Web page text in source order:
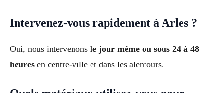
Intervenez-vous rapidement à Arles ?
Oui, nous intervenons le jour même ou sous 24 à 48
heures en centre-ville et dans les alentours.